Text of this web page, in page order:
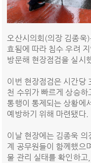
오산시의회(의장 김종욱
효됨에 따라 침수 우려
방문해 현장점검을 실시
이번 현장점검은 시간
천 수위가 빠르게 상승하
통행이 통제되는 상황에
예방하기 위해 마련됐다.
이날 현장에는 김종욱
계 공무원들이 함께했으
물 관리 실태를 확인하